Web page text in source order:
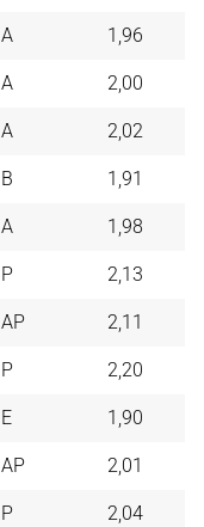
A 1,96
A 2,00
A 2,02
B 1,91
A 1,98
P 2,13
AP 2,11
P 2,20
E 1,90
AP 2,01
P 2,04